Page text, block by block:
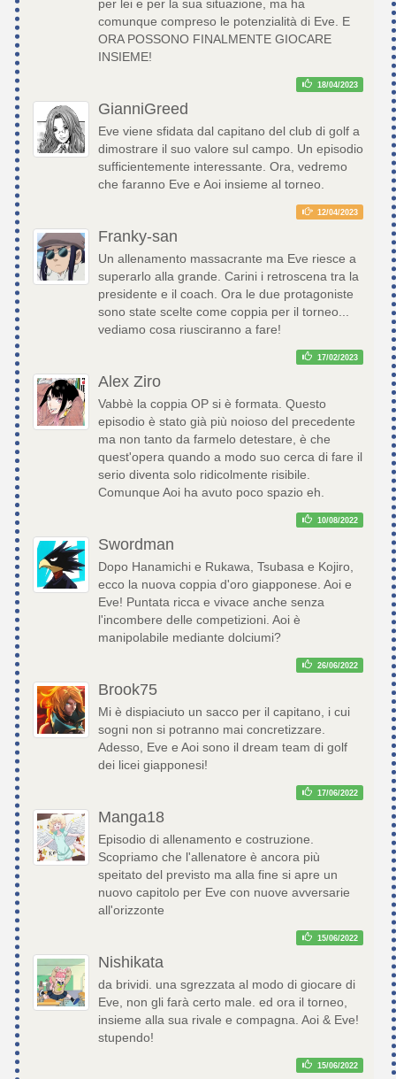
per lei e per la sua situazione, ma ha
comunque compreso le potenzialità di Eve. E
ORA POSSONO FINALMENTE GIOCARE
INSIEME!
18/04/2023
GianniGreed
Eve viene sfidata dal capitano del club di golf a
dimostrare il suo valore sul campo. Un episodio
sufficientemente interessante. Ora, vedremo
che faranno Eve e Aoi insieme al torneo.
12/04/2023
Franky-san
Un allenamento massacrante ma Eve riesce a
superarlo alla grande. Carini i retroscena tra la
presidente e il coach. Ora le due protagoniste
sono state scelte come coppia per il torneo...
vediamo cosa riusciranno a fare!
17/02/2023
Alex Ziro
Vabbè la coppia OP si è formata. Questo
episodio è stato già più noioso del precedente
ma non tanto da farmelo detestare, è che
quest'opera quando a modo suo cerca di fare il
serio diventa solo ridicolmente risibile.
Comunque Aoi ha avuto poco spazio eh.
10/08/2022
Swordman
Dopo Hanamichi e Rukawa, Tsubasa e Kojiro,
ecco la nuova coppia d'oro giapponese. Aoi e
Eve! Puntata ricca e vivace anche senza
l'incombere delle competizioni. Aoi è
manipolabile mediante dolciumi?
26/06/2022
Brook75
Mi è dispiaciuto un sacco per il capitano, i cui
sogni non si potranno mai concretizzare.
Adesso, Eve e Aoi sono il dream team di golf
dei licei giapponesi!
17/06/2022
Manga18
Episodio di allenamento e costruzione.
Scopriamo che l'allenatore è ancora più
speitato del previsto ma alla fine si apre un
nuovo capitolo per Eve con nuove avversarie
all'orizzonte
15/06/2022
Nishikata
da brividi. una sgrezzata al modo di giocare di
Eve, non gli farà certo male. ed ora il torneo,
insieme alla sua rivale e compagna. Aoi & Eve!
stupendo!
15/06/2022